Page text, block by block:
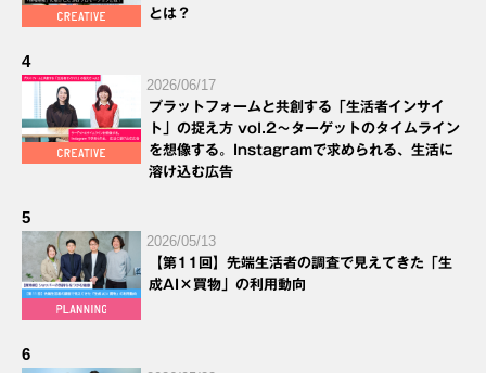
とは？
4
2026/06/17
プラットフォームと共創する「生活者インサイ
ト」の捉え方 vol.2～ターゲットのタイムライン
を想像する。Instagramで求められる、生活に
溶け込む広告
5
2026/05/13
【第11回】先端生活者の調査で見えてきた「生
成AI×買物」の利用動向
6